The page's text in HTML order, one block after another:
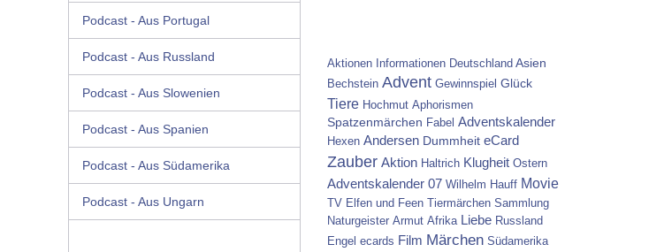
Podcast - Aus Portugal
Podcast - Aus Russland
Podcast - Aus Slowenien
Podcast - Aus Spanien
Podcast - Aus Südamerika
Podcast - Aus Ungarn
Aktionen Informationen Deutschland Asien
Bechstein Advent Gewinnspiel Glück
Tiere Hochmut Aphorismen
Spatzenmärchen Fabel Adventskalender
Hexen Andersen Dummheit eCard
Zauber Aktion Haltrich Klugheit Ostern
Adventskalender 07 Wilhelm Hauff Movie
TV Elfen und Feen Tiermärchen Sammlung
Naturgeister Armut Afrika Liebe Russland
Engel ecards Film Märchen Südamerika